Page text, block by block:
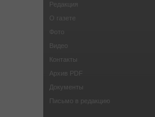
Редакция
О газете
Фото
Видео
Контакты
Архив PDF
Документы
Письмо в редакцию